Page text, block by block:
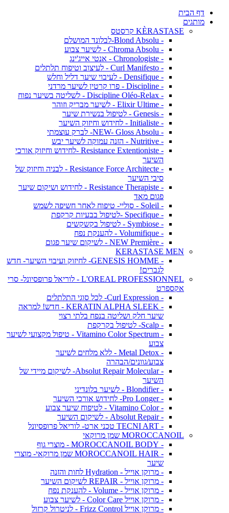
דף הבית
מותגים
KÈRASTASE קרסטס
- Blond Absolu-לבלונד המושלם
- Chroma Absolu - לשיער צבוע
- Chronologiste - אנטי אייג'ינג
- Curl Manifesto - לעיצוב וטיפוח תלתלים
- Densifique - לעיבוי שיער דליל וחלש
- Discipline - פרו קרטין לשיער מרדני
- Discipline Oléo-Relax - לשליטה בשיער נפוח
- Elixir Ultime - לשיער מבריק וזוהר
- Genesis - לטיפול בנשירת שיער
- Initialiste - לחידוש וחיזוק השיער
- NEW- Gloss Absolu- לברק עוצמתי
- Nutritive - הזנה עמוקה לשיער יבש
- Resistance Extentioniste -לחידוש וחיזוק אורכי
השיער
- Resistance Force Architecte - לבניה וחיזוק של
סיבי השיער
- Resistance Therapiste - לחידוש ושיקום שיער
פגום מאד
- Soleil - סוליי- טיפוח לאחר חשיפה לשמש
- Specifique -לטיפול בבעיות קרקפת
- Symbiose - לטיפול בקשקשים
- Volumifique - להענקת נפח
- NEW Première - לשיקום שיער פגום
KERASTASE MEN
- GENESIS HOMME- לחיזוק ועיבוי השיער- חדש
לגברים!
L'OREAL PROFESSIONNEL - לוריאל פרופסיונל- סרי
אקספרט
- Curl Expression- לכל סוגי התלתלים
- KERATIN ALPHA SLEEK - חדש! למראה
שיער חלק ושליטה בנפח בלתי רצוי
- Scalp- לטיפול בקרקפת
- Vitamino Color Spectrum - טיפול מקצועי לשיער
צבוע
- Metal Detox - ללא מלחים לשיער
צבוע/גוונים/הבהרה
- Absolut Repair Molecular- לשיקום מיידי של
השיער
- Blondifier - לשיער בלונדיני
- Pro Longer- לחידוש אורכי השיער
- Vitamino Color - לטיפוח שיער צבוע
- Absolut Repair - לשיקום השיער
- TECNI ART טכני ארט- לוריאל פרופסיונל
MOROCCANOIL שמן מרוקאי
- MOROCCANOIL BODY - מוצרי גוף
- MOROCCANOIL HAIR שמן מרוקאי- מוצרי
שיער
- מרוקן אוייל - Hydration לחות והזנה
- מרוקן אוייל - REPAIR לשיקום השיער
- מרוקן אוייל - Volume - להענקת נפח
- מרוקן אוייל Color Care - לשיער צבוע
- מרוקן אוייל Frizz Control - לניטרול קרזול